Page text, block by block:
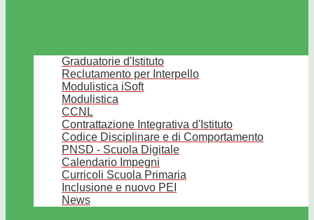
Graduatorie d'Istituto
Reclutamento per Interpello
Modulistica iSoft
Modulistica
CCNL
Contrattazione Integrativa d'Istituto
Codice Disciplinare e di Comportamento
PNSD - Scuola Digitale
Calendario Impegni
Curricoli Scuola Primaria
Inclusione e nuovo PEI
News